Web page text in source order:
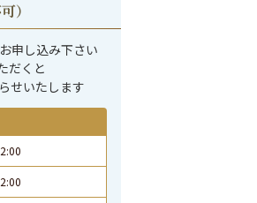
）
申し込み下さい
知らせいたします